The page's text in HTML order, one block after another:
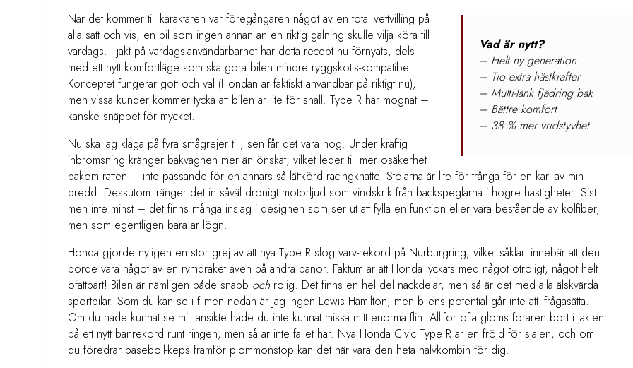
Vad är nytt?
– Helt ny generation
– Tio extra hästkrafter
– Multi-länk fjädring bak
– Bättre komfort
– 38 % mer vridstyvhet
När det kommer till karaktären var föregångaren något av en total vettvilling på
alla sätt och vis, en bil som ingen annan än en riktig galning skulle vilja köra till
vardags. I jakt på vardags-användarbarhet har detta recept nu förnyats, dels
med ett nytt komfortläge som ska göra bilen mindre ryggskotts-kompatibel.
Konceptet fungerar gott och väl (Hondan är faktiskt användbar på riktigt nu),
men vissa kunder kommer tycka att bilen är lite för snäll. Type R har mognat –
kanske snäppet för mycket.
Nu ska jag klaga på fyra smågrejer till, sen får det vara nog. Under kraftig
inbromsning kränger bakvagnen mer än önskat, vilket leder till mer osäkerhet
bakom ratten – inte passande för en annars så lättkörd racingknatte. Stolarna är lite för trånga för en karl av min
bredd. Dessutom tränger det in såväl drönigt motorljud som vindskrik från backspeglarna i högre hastigheter. Sist
men inte minst – det finns många inslag i designen som ser ut att fylla en funktion eller vara bestående av kolfiber,
men som egentligen bara är lögn.
Honda gjorde nyligen en stor grej av att nya Type R slog varv-rekord på Nürburgring, vilket såklart innebär att den
borde vara något av en rymdraket även på andra banor. Faktum är att Honda lyckats med något otroligt, något helt
ofattbart! Bilen är nämligen både snabb och rolig. Det finns en hel del nackdelar, men så är det med alla älskvärda
sportbilar. Som du kan se i filmen nedan är jag ingen Lewis Hamilton, men bilens potential går inte att ifrågasätta.
Om du hade kunnat se mitt ansikte hade du inte kunnat missa mitt enorma flin. Alltför ofta glöms föraren bort i jakten
på ett nytt banrekord runt ringen, men så är inte fallet här. Nya Honda Civic Type R är en fröjd för själen, och om
du föredrar baseboll-keps framför plommonstop kan det här vara den heta halvkombin för dig.